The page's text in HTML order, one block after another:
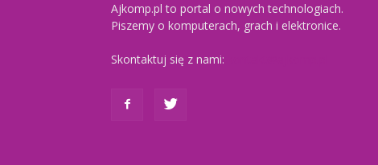
Ajkomp.pl to portal o nowych technologiach.
Piszemy o komputerach, grach i elektronice.
Skontaktuj się z nami: